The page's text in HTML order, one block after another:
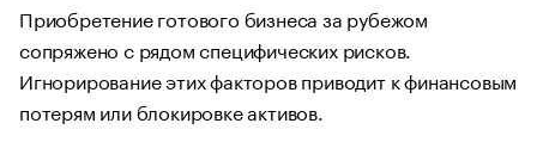
Приобретение готового бизнеса за рубежом
сопряжено с рядом специфических рисков.
Игнорирование этих факторов приводит к финансовым
потерям или блокировке активов.